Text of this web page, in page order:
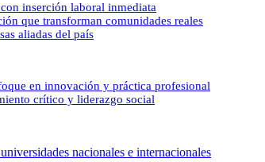
inserción laboral inmediata
que transforman comunidades reales
aliadas del país
en innovación y práctica profesional
crítico y liderazgo social
nacionales e internacionales